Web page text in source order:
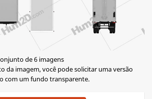
de 6 imagens
da imagem, você pode solicitar uma versão
com um fundo transparente.